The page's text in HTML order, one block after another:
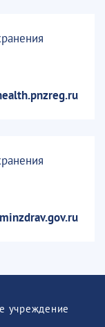
minzdrav.gov.ru
учреждение